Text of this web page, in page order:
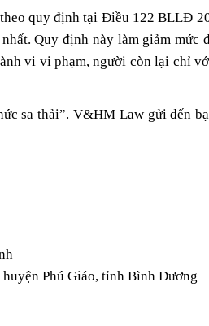
quy định tại Điều 122 BLLĐ
Quy định này làm giảm mức
vi vi phạm, người còn lại chỉ
sa thải”. V&HM Law gửi đến
Phú Giáo, tỉnh Bình Dương